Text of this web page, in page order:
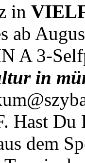
in
ab
A 3-
in
Hast Du
dem